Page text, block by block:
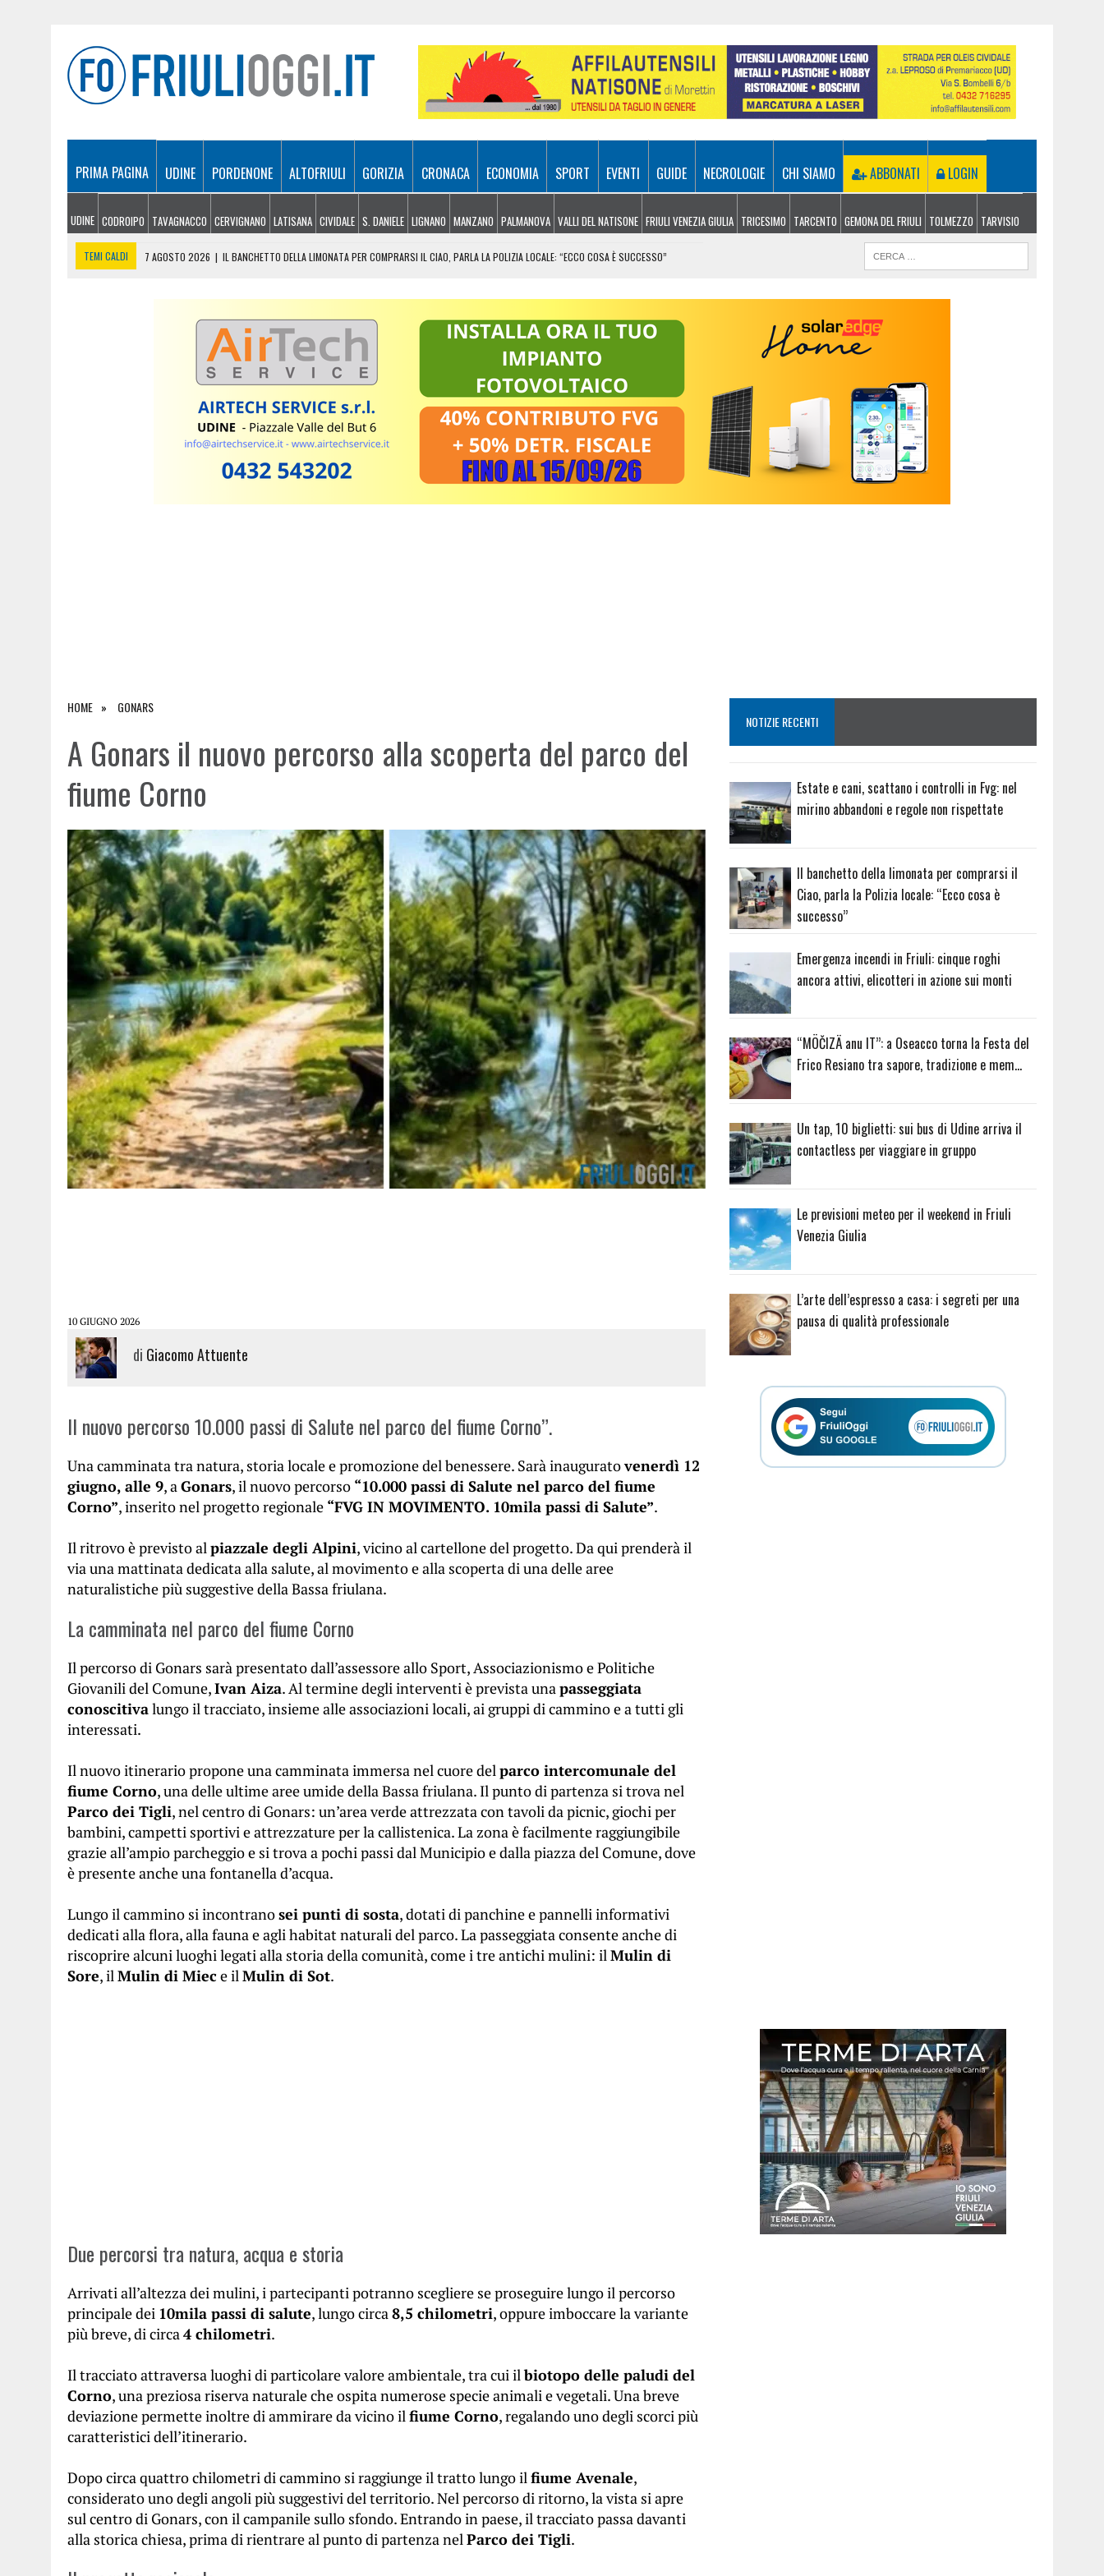
PRIMA PAGINA UDINE PORDENONE ALTOFRIULI GORIZIA CRONACA ECONOMIA SPORT EVENTI GUIDE NECROLOGIE CHI SIAMO ABBONATI LOGIN
UDINE CODROIPO TAVAGNACCO CERVIGNANO LATISANA CIVIDALE S. DANIELE LIGNANO MANZANO PALMANOVA VALLI DEL NATISONE FRIULI VENEZIA GIULIA TRICESIMO TARCENTO GEMONA DEL FRIULI TOLMEZZO TARVISIO
TEMI CALDI 7 AGOSTO 2026 | IL BANCHETTO DELLA LIMONATA PER COMPRARSI IL CIAO, PARLA LA POLIZIA LOCALE: “ECCO COSA È SUCCESSO”
UN TAP, 10 BIGLIETTI: SUI BUS DI UDINE ARRIVA IL CONTACTLESS PER VIAGGIARE IN GRUPPO
ESTATE E CANI, SCATTANO I CONTROLLI IN FVG: NEL MIRINO ABBANDONI E REGOLE NON RISPETTATE
HOME GONARS
A Gonars il nuovo percorso alla scoperta del parco del
fiume Corno
10 GIUGNO 2026
di Giacomo Attuente
Il nuovo percorso 10.000 passi di Salute nel parco del fiume Corno”.
Una camminata tra natura, storia locale e promozione del benessere. Sarà inauguratovenerdì 12
giugno, alle 9, aGonars, il nuovo percorso “10.000 passi di Salute nel parco del fiume
Corno”, inserito nel progetto regionale “FVG IN MOVIMENTO. 10mila passi di Salute”.
Il ritrovo è previsto alpiazzale degli Alpini, vicino al cartellone del progetto. Da qui prenderà il
via una mattinata dedicata alla salute, al movimento e alla scoperta di una delle aree
naturalistiche più suggestive della Bassa friulana.
La camminata nel parco del fiume Corno
Il percorso di Gonars sarà presentato dall’assessore allo Sport, Associazionismo e Politiche
Giovanili del Comune,Ivan Aiza. Al termine degli interventi è prevista unapasseggiata
conoscitivalungo il tracciato, insieme alle associazioni locali, ai gruppi di cammino e a tutti gli
interessati.
Il nuovo itinerario propone una camminata immersa nel cuore delparco intercomunale del
fiume Corno, una delle ultime aree umide della Bassa friulana. Il punto di partenza si trova nel
Parco dei Tigli, nel centro di Gonars: un’area verde attrezzata con tavoli da picnic, giochi per
bambini, campetti sportivi e attrezzature per la callistenica. La zona è facilmente raggiungibile
grazie all’ampio parcheggio e si trova a pochi passi dal Municipio e dalla piazza del Comune, dove
è presente anche una fontanella d’acqua.
Lungo il cammino si incontranosei punti di sosta, dotati di panchine e pannelli informativi
dedicati alla flora, alla fauna e agli habitat naturali del parco. La passeggiata consente anche di
riscoprire alcuni luoghi legati alla storia della comunità, come i tre antichi mulini: ilMulin di
Sore, ilMulin di Miece ilMulin di Sot.
Due percorsi tra natura, acqua e storia
Arrivati all’altezza dei mulini, i partecipanti potranno scegliere se proseguire lungo il percorso
principale dei 10mila passi di salute, lungo circa8,5 chilometri, oppure imboccare la variante
più breve, di circa4 chilometri.
Il tracciato attraversa luoghi di particolare valore ambientale, tra cui ilbiotopo delle paludi del
Corno, una preziosa riserva naturale che ospita numerose specie animali e vegetali. Una breve
deviazione permette inoltre di ammirare da vicino ilfiume Corno, regalando uno degli scorci più
caratteristici dell’itinerario.
Dopo circa quattro chilometri di cammino si raggiunge il tratto lungo ilfiume Avenale,
considerato uno degli angoli più suggestivi del territorio. Nel percorso di ritorno, la vista si apre
sul centro di Gonars, con il campanile sullo sfondo. Entrando in paese, il tracciato passa davanti
alla storica chiesa, prima di rientrare al punto di partenza nelParco dei Tigli.
NOTIZIE RECENTI
Estate e cani, scattano i controlli in Fvg: nel
mirino abbandoni e regole non rispettate
Il banchetto della limonata per comprarsi il
Ciao, parla la Polizia locale: “Ecco cosa è
successo”
Emergenza incendi in Friuli: cinque roghi
ancora attivi, elicotteri in azione sui monti
“MÖČIZÄ anu IT”: a Oseacco torna la Festa del
Frico Resiano tra sapore, tradizione e mem…
Un tap, 10 biglietti: sui bus di Udine arriva il
contactless per viaggiare in gruppo
Le previsioni meteo per il weekend in Friuli
Venezia Giulia
L’arte dell’espresso a casa: i segreti per una
pausa di qualità professionale